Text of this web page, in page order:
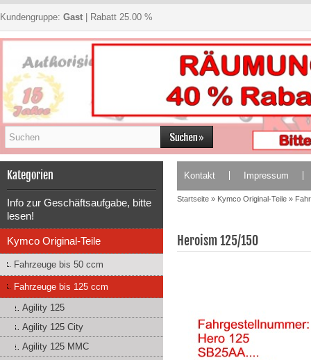
Kundengruppe: Gast | Rabatt 25.00 %
Kategorien
Info zur Geschäftsaufgabe, bitte
lesen!
Kymco Original-Teile
Fahrzeuge bis 50 ccm
Fahrzeuge bis 125 ccm
Agility 125
Agility 125 City
Agility 125 MMC
Kontakt Impressum
Startseite » Kymco Original-Teile »
Heroism 125/150